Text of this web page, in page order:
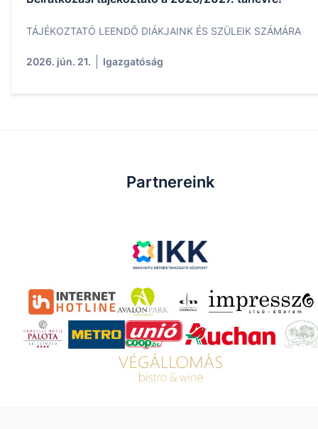
TÁJÉKOZTATÓ LEENDŐ DIÁKJAINK ÉS SZÜLEIK SZÁMÁRA
2026. jún. 21. Igazgatóság
Partnereink